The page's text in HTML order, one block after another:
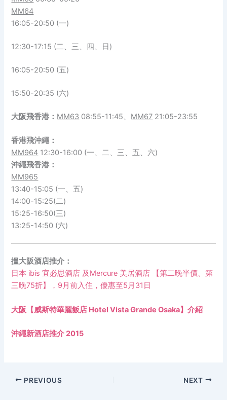
MM64
16:05-20:50 (一)
12:30-17:15 (二、三、四、日)
16:05-20:50 (五)
15:50-20:35 (六)
大阪飛香港： MM63 08:55-11:45、 MM67 21:05-23:55
香港飛沖繩：
MM964 12:30-16:00 (一、二、三、五、六)
沖繩飛香港：
MM965
13:40-15:05 (一、五)
14:00-15:25(二)
15:25-16:50(三)
13:25-14:50 (六)
搵大阪酒店推介：
日本 ibis 宜必思酒店 及Mercure 美居酒店 【第二晚半價、第
三晚75折】，9月前入住，優惠至5月31日
大阪【威斯特華麗飯店 Hotel Vista Grande Osaka】介紹
沖繩新酒店推介 2015
PREVIOUS NEXT